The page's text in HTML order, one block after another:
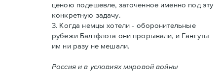
ценою подешевле, заточенное именно под эту
конкретную задачу.
3. Когда немцы хотели - оборонительные
рубежи Балтфлота они прорывали, и Гангуты
им ни разу не мешали.
Россия и в условиях мировой войны